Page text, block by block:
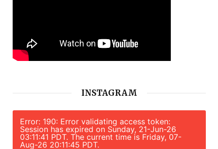
INSTAGRAM
Error: 190: Error validating access token:
Session has expired on Sunday, 21-Jun-26
03:11:41 PDT. The current time is Friday, 07-
Aug-26 20:11:45 PDT.